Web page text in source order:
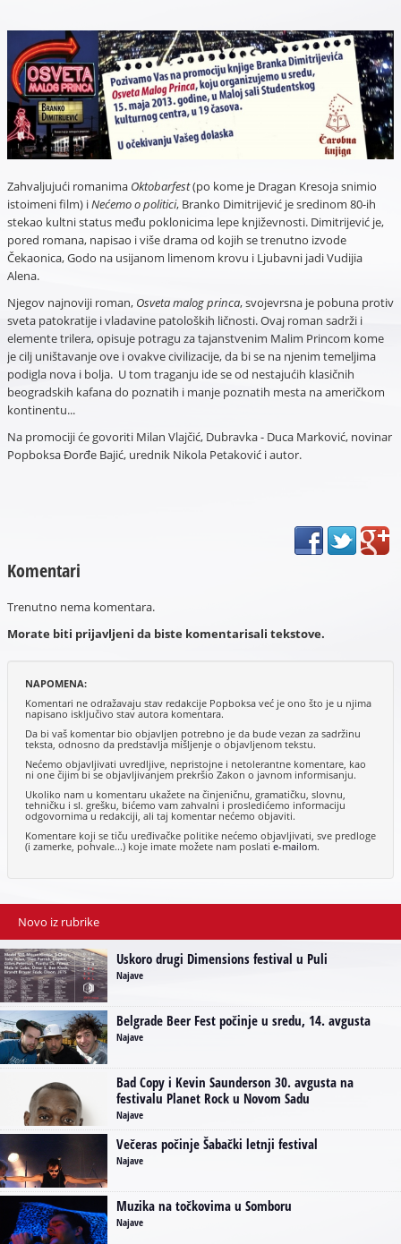
Zahvaljujući romanima Oktobarfest(po kome je Dragan Kresoja snimio
istoimeni film) iNećemo o politici, Branko Dimitrijević je sredinom 80-ih
stekao kultni status među poklonicima lepe književnosti. Dimitrijević je,
pored romana, napisao i više drama od kojih se trenutno izvode
Čekaonica, Godo na usijanom limenom krovu i Ljubavni jadi Vudijia
Alena.
Njegov najnoviji roman, Osveta malog princa, svojevrsna je pobuna protiv
sveta patokratije i vladavine patoloških ličnosti. Ovaj roman sadrži i
elemente trilera, opisuje potragu za tajanstvenim Malim Princom kome
je cilj uništavanje ove i ovakve civilizacije, da bi se na njenim temeljima
podigla nova i bolja. U tom traganju ide se od nestajućih klasičnih
beogradskih kafana do poznatih i manje poznatih mesta na američkom
kontinentu...
Na promociji će govoriti Milan Vlajčić, Dubravka - Duca Marković, novinar
Popboksa Đorđe Bajić, urednik Nikola Petaković i autor.
Komentari
Trenutno nema komentara.
Morate biti prijavljeni da biste komentarisali tekstove.
NAPOMENA:
Komentari ne odražavaju stav redakcije Popboksa već je ono što je u njima
napisano isključivo stav autora komentara.
Da bi vaš komentar bio objavljen potrebno je da bude vezan za sadržinu
teksta, odnosno da predstavlja mišljenje o objavljenom tekstu.
Nećemo objavljivati uvredljive, nepristojne i netolerantne komentare, kao
ni one čijim bi se objavljivanjem prekršio Zakon o javnom informisanju.
Ukoliko nam u komentaru ukažete na činjeničnu, gramatičku, slovnu,
tehničku i sl. grešku, bićemo vam zahvalni i prosledićemo informaciju
odgovornima u redakciji, ali taj komentar nećemo objaviti.
Komentare koji se tiču uređivačke politike nećemo objavljivati, sve predloge
(i zamerke, pohvale...) koje imate možete nam poslatie-mailom.
Novo iz rubrike
Uskoro drugi Dimensions festival u Puli
Najave
Belgrade Beer Fest počinje u sredu, 14. avgusta
Najave
Bad Copy i Kevin Saunderson 30. avgusta na
festivalu Planet Rock u Novom Sadu
Najave
Večeras počinje Šabački letnji festival
Najave
Muzika na točkovima u Somboru
Najave